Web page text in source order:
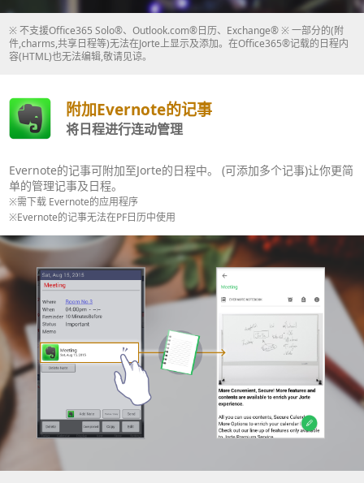
※ 不支援Office365 Solo®、Outlook.com®日历、Exchange® ※ 一部分的(附
件,charms,共享日程等)无法在Jorte上显示及添加。在Office365®记载的日程内
容(HTML)也无法编辑,敬请见谅。
附加Evernote的记事
将日程进行连动管理
Evernote的记事可附加至Jorte的日程中。 (可添加多个记事)让你更简
单的管理记事及日程。
※需下载 Evernote的应用程序
※Evernote的记事无法在PF日历中使用